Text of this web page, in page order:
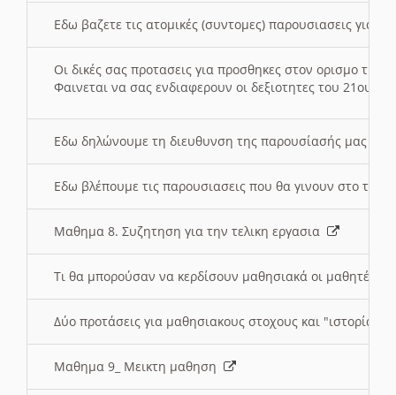
Εδω βαζετε τις ατομικές (συντομες) παρουσιασεις για
Οι δικές σας προτασεις για προσθηκες στον ορισμο
Φαινεται να σας ενδιαφερουν οι δεξιοτητες του 21ου
Εδω δηλώνουμε τη διευθυνση της παρουσίασής μας
Εδω βλέπουμε τις παρουσιασεις που θα γινουν στο
Μαθημα 8. Συζητηση για την τελικη εργασια
Τι θα μπορούσαν να κερδίσουν μαθησιακά οι μαθητές/
Δύο προτάσεις για μαθησιακους στοχους και "ιστορία"
Μαθημα 9_ Μεικτη μαθηση